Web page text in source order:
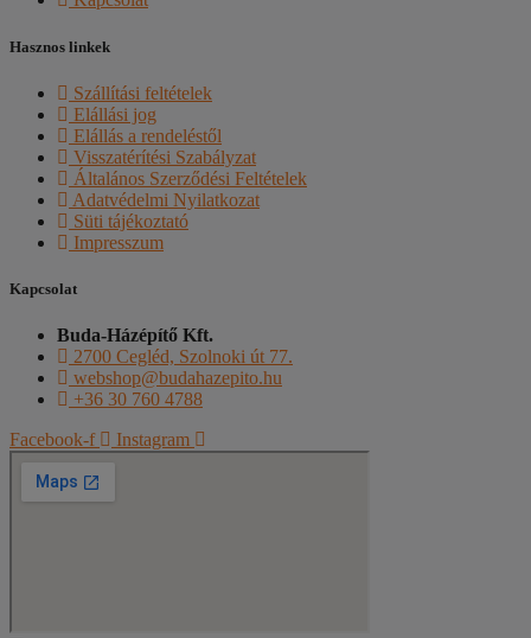
Hasznos linkek
Szállítási feltételek
Elállási jog
Elállás a rendeléstől
Visszatérítési Szabályzat
Általános Szerződési Feltételek
Adatvédelmi Nyilatkozat
Süti tájékoztató
Impresszum
Kapcsolat
Buda-Házépítő Kft.
2700 Cegléd, Szolnoki út 77.
webshop@budahazepito.hu
+36 30 760 4788
Facebook-f
Instagram